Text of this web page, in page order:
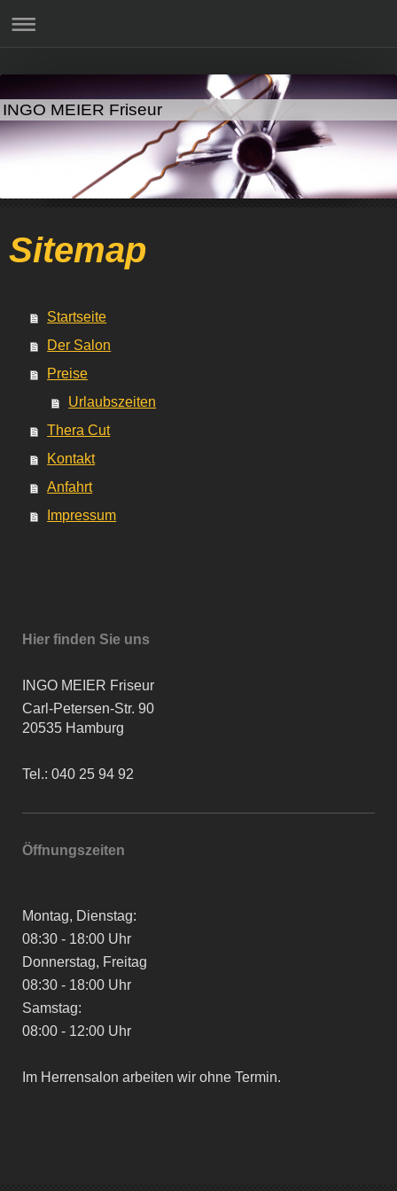
INGO MEIER Friseur
Sitemap
Startseite
Der Salon
Preise
Urlaubszeiten
Thera Cut
Kontakt
Anfahrt
Impressum
Hier finden Sie uns
INGO MEIER Friseur
Carl-Petersen-Str. 90
20535 Hamburg
Tel.: 040 25 94 92
Öffnungszeiten
Montag, Dienstag:
08:30 - 18:00 Uhr
Donnerstag, Freitag
08:30 - 18:00 Uhr
Samstag:
08:00 - 12:00 Uhr
Im Herrensalon arbeiten wir ohne Termin.